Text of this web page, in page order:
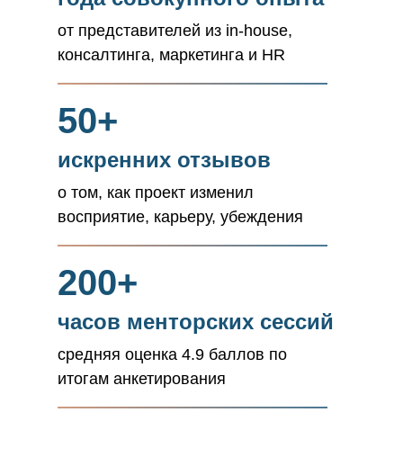
50+
искренних отзывов
о том, как проект изменил
восприятие, карьеру, убеждения
200+
часов менторских сессий
средняя оценка 4.9 баллов по
итогам анкетирования
от представителей из in-house,
консалтинга, маркетинга и HR